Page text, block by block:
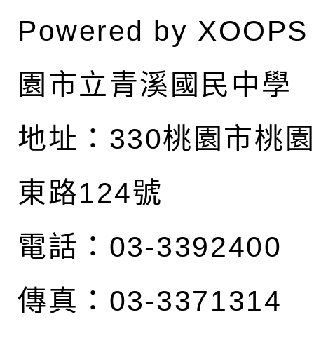
Powered by XOOPS
園市立青溪國民中學
地址： 330桃園市桃
東路124號
電話：03-3392400
傳真：03-3371314